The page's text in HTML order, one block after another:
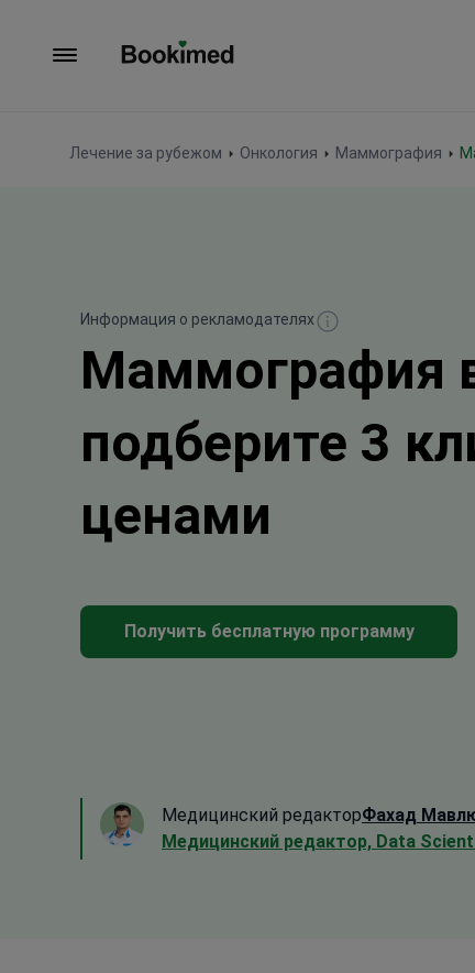
Лечение за рубежом Онкология Маммография
Информация о рекламодателях
Маммография
подберите 3
ценами
Получить бесплатную программу
Медицинский редакторФахад
Медицинский редактор, Data